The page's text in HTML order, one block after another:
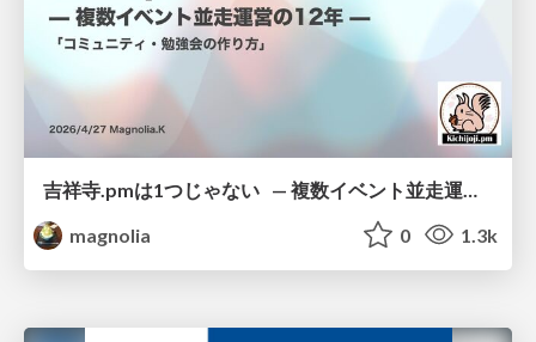
magnolia
0 1.3k